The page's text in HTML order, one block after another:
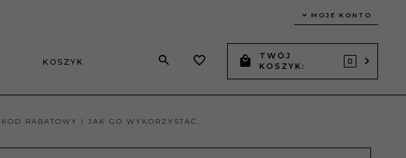
MOJE KONTO
KOSZYK
TWÓJ
KOSZYK:
0
RABATOWY I JAK GO WYKORZYSTAĆ.